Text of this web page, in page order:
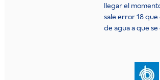
llegar el
sale error 18 que
de agua a que